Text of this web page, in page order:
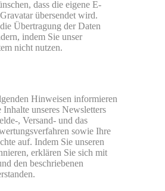
dass die eigene E-
übersendet wird.
Übertragung der Daten
indem Sie unser
nicht nutzen.
Hinweisen informieren
unseres Newsletters
, Versand- und das
sowie Ihre
auf. Indem Sie unseren
erklären Sie sich mit
den beschriebenen